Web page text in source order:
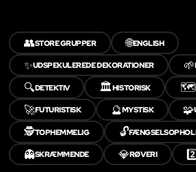
👥STORE GRUPPER 🌐ENGLISH
✨UDSPEKULEREDE DEKORATIONER 🌱
🔍DETEKTIV 🏛️HISTORISK 🗺️
🚀FUTURISTISK 🔮MYSTISK 🧩
🕵️TOPHEMMELIG 🔓
👻SKRÆMMENDE 💎RØVERI